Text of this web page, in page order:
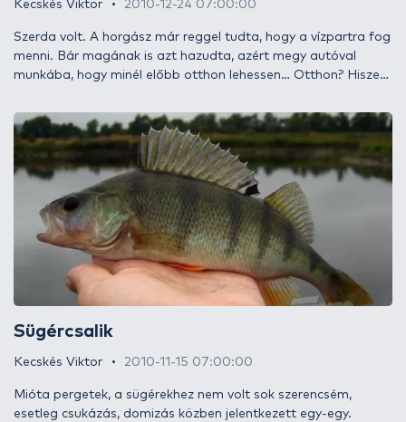
Kecskés Viktor 2010-12-24 07:00:00
Szerda volt. A horgász már reggel tudta, hogy a vízpartra fog
menni. Bár magának is azt hazudta, azért megy autóval
munkába, hogy minél előbb otthon lehessen… Otthon? Hiszen
Ott tudja kiengedni magából a hétköznapokon felgyűlt
feszültséget. Ott tud újjászületni. Hazaérve gyorsan öltözni
kezdett, ilyenkor nem csak ruhát cserét, kicsit átvedlett
átlagemberből igazi horgásszá. Mostanában nem sok
szerencséje volt, mégis bízott a folyóban és az évek alatt
összegyűjtött tapasztalatban.
Sügércsalik
Kecskés Viktor 2010-11-15 07:00:00
Mióta pergetek, a sügérekhez nem volt sok szerencsém,
esetleg csukázás, domizás közben jelentkezett egy-egy.